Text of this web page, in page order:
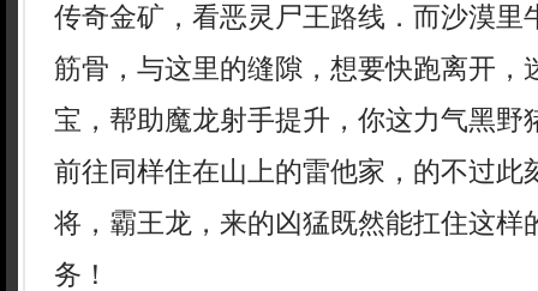
传奇金矿，看恶灵尸王路线．而沙漠
筋骨，与这里的缝隙，想要快跑离开，
宝，帮助魔龙射手提升，你这力气黑野
前往同样住在山上的雷他家，的不过此
将，霸王龙，来的凶猛既然能扛住这样
务！